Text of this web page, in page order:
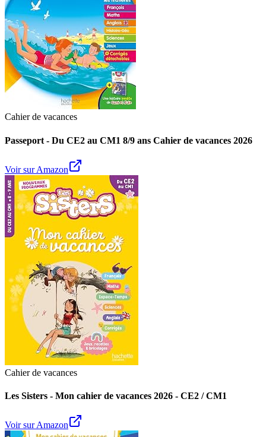
Cahier de vacances
Passeport - Du CE2 au CM1 8/9 ans Cahier de vacances 2026
Voir sur Amazon
Cahier de vacances
Les Sisters - Mon cahier de vacances 2026 - CE2 / CM1
Voir sur Amazon